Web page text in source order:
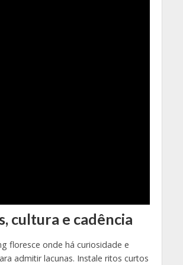
cultura e cadência
floresce onde há curiosidade e
admitir lacunas. Instale ritos curtos